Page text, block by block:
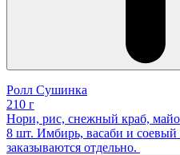
Ролл Сушинка
210 г
Нори, рис, снежный краб,
8 шт. Имбирь, васаби и соевый
заказываются отдельно.